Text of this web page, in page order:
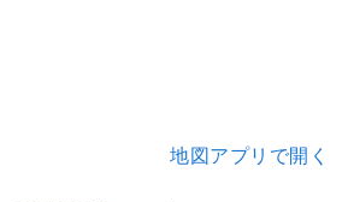
地図アプリで開く